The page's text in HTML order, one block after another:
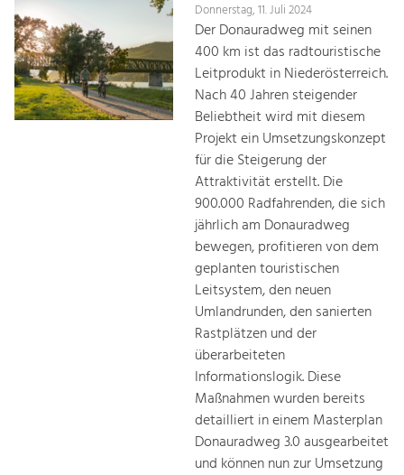
Donnerstag, 11. Juli 2024
Der Donauradweg mit seinen
400 km ist das radtouristische
Leitprodukt in Niederösterreich.
Nach 40 Jahren steigender
Beliebtheit wird mit diesem
Projekt ein Umsetzungskonzept
für die Steigerung der
Attraktivität erstellt. Die
900.000 Radfahrenden, die sich
jährlich am Donauradweg
bewegen, profitieren von dem
geplanten touristischen
Leitsystem, den neuen
Umlandrunden, den sanierten
Rastplätzen und der
überarbeiteten
Informationslogik. Diese
Maßnahmen wurden bereits
detailliert in einem Masterplan
Donauradweg 3.0 ausgearbeitet
und können nun zur Umsetzung